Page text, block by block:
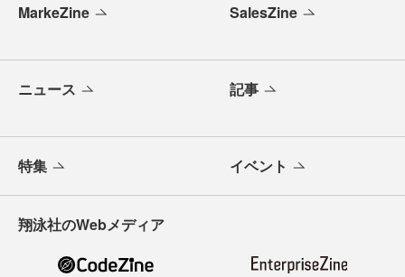
MarkeZine SalesZine
ニュース 記事
特集 イベント
翔泳社のWebメディア